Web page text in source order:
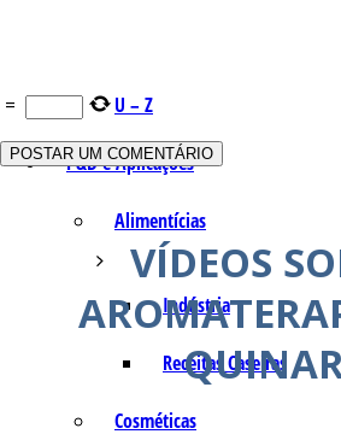
U – Z
P&D e Aplicações
Alimentícias
Indústria
Receitas Caseiras
Cosméticas
=
VÍDEOS